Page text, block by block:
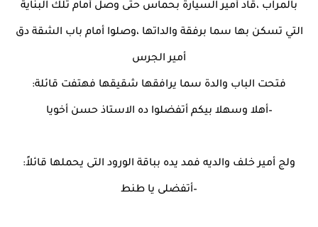
بالمرآب ،قاد أمير السيارة بحماس حتى وصل أمام تلك البناية
التي تسكن بها سما برفقة والداتها ،وصلوا أمام باب الشقة دق
أمير الجرس
فتحت الباب والدة سما يرافقها شقيقها فهتفت قائلة:
–أهلا وسهلا بيكم أتفضلوا ده الاستاذ حسن أخويا
ولج أمير خلف والديه فمد يده بباقة الورود التى يحملها قائلاً:
–أتفضلى يا طنط